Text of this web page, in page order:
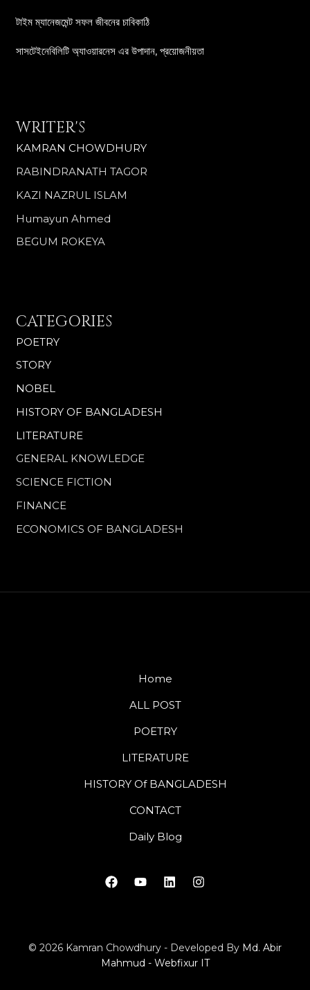
টাইম ম্যানেজমেন্ট সফল জীবনের চাবিকাঠি
সাসটেইনেবিলিটি অ্যাওয়ারনেস এর উপাদান, প্রয়োজনীয়তা
WRITER'S
KAMRAN CHOWDHURY
RABINDRANATH TAGOR
KAZI NAZRUL ISLAM
Humayun Ahmed
BEGUM ROKEYA
CATEGORIES
POETRY
STORY
NOBEL
HISTORY OF BANGLADESH
LITERATURE
GENERAL KNOWLEDGE
SCIENCE FICTION
FINANCE
ECONOMICS OF BANGLADESH
Home
ALL POST
POETRY
LITERATURE
HISTORY Of BANGLADESH
CONTACT
Daily Blog
© 2026 Kamran Chowdhury - Developed By Md. Abir
Mahmud - Webfixur IT